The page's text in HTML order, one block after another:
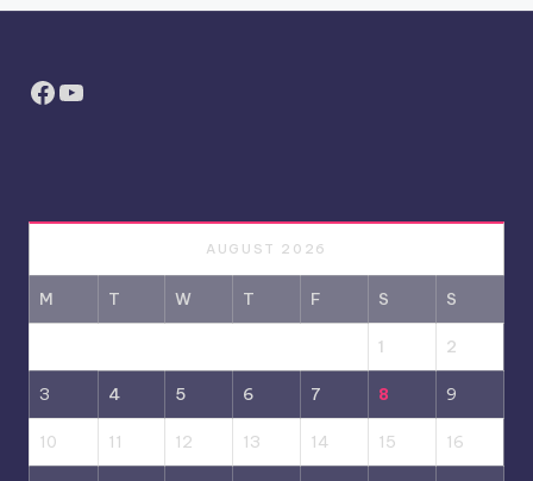
Facebook
YouTube
AUGUST 2026
M T W T F S S
1 2
3 4 5 6 7 8 9
10 11 12 13 14 15 16